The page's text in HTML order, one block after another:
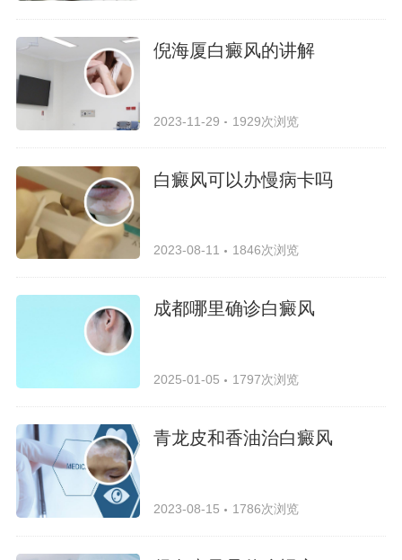
倪海厦白癜风的讲解
2023-11-29 1929次浏览
白癜风可以办慢病卡吗
2023-08-11 1846次浏览
成都哪里确诊白癜风
2025-01-05 1797次浏览
青龙皮和香油治白癜风
2023-08-15 1786次浏览